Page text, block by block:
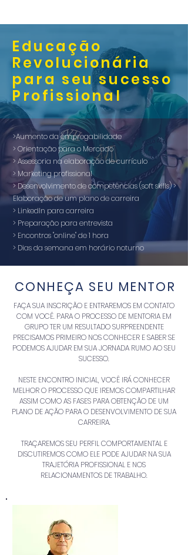
Educação
Revolucionária
para seu sucesso
Profissional
>Aumento da empregabilidade
> Orientação para o Mercado
> Assessoria na elaboração de currículo
> Marketing profissional
> Desenvolvimento de competências (soft skills)>
Elaboração de um plano de carreira
> LinkedIn para carreira
> Preparação para entrevista
> Encontros "online" de 1 hora
> Dias da semana em horário noturno
CONHEÇA SEU MENTOR
FAÇA SUA INSCRIÇÃO E ENTRAREMOS EM CONTATO
COM VOCÊ. PARA O PROCESSO DE MENTORIA EM
GRUPO TER UM RESULTADO SURPREENDENTE
PRECISAMOS PRIMEIRO NOS CONHECER E SABER SE
PODEMOS AJUDAR EM SUA JORNADA RUMO AO SEU
SUCESSO.
NESTE ENCONTRO INICIAL, VOCÊ IRÁ CONHECER
MELHOR O PROCESSO QUE IREMOS COMPARTILHAR
ASSIM COMO AS FASES PARA OBTENÇÃO DE UM
PLANO DE AÇÃO PARA O DESENVOLVIMENTO DE SUA
CARREIRA.
TRAÇAREMOS SEU PERFIL COMPORTAMENTAL E
DISCUTIREMOS COMO ELE PODE AJUDAR NA SUA
TRAJETÓRIA PROFISSIONAL E NOS
RELACIONAMENTOS DE TRABALHO.
Quem sou eu?
Prof. J. Marcio Vasconcellos